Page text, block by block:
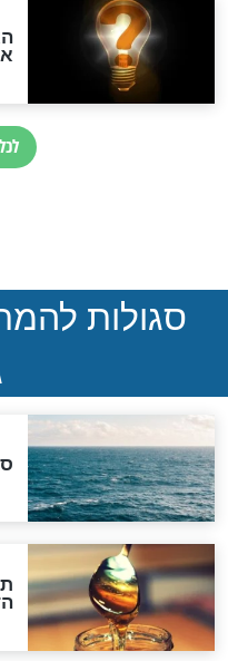
חדשות
הותר
נהרגו
ההסכם
סימני
המסמך
הנדיר
"מודה